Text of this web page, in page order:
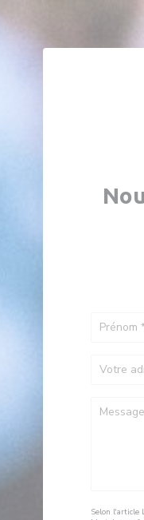
vos choix en matière de
Selon l'article